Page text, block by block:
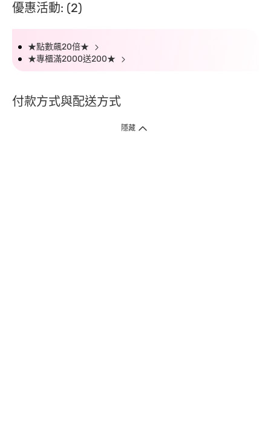
優惠活動: (2)
★點數飆20倍★
★專櫃滿2000送200★
付款方式與配送方式
隱藏